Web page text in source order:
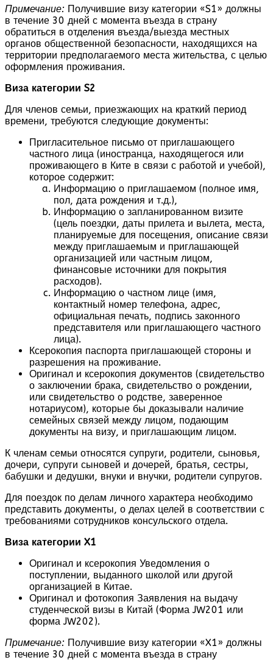
Примечание: Получившие визу категории «S1» должны
в течение 30 дней с момента въезда в страну
обратиться в отделения въезда/выезда местных
органов общественной безопасности, находящихся на
территории предполагаемого места жительства, с целью
оформления проживания.
Виза категории S2
Для членов семьи, приезжающих на краткий период
времени, требуются следующие документы:
Пригласительное письмо от приглашающего
частного лица (иностранца, находящегося или
проживающего в Ките в связи с работой и учебой),
которое содержит:
Информацию о приглашаемом (полное имя,
пол, дата рождения и т.д.),
Информацию о запланированном визите
(цель поездки, даты прилета и вылета, места,
планируемые для посещения, описание связи
между приглашаемым и приглашающей
организацией или частным лицом,
финансовые источники для покрытия
расходов).
Информацию о частном лице (имя,
контактный номер телефона, адрес,
официальная печать, подпись законного
представителя или приглашающего частного
лица).
Ксерокопия паспорта приглашающей стороны и
разрешения на проживание.
Оригинал и ксерокопия документов (свидетельство
о заключении брака, свидетельство о рождении,
или свидетельство о родстве, заверенное
нотариусом), которые бы доказывали наличие
семейных связей между лицом, подающим
документы на визу, и приглашающим лицом.
К членам семьи относятся супруги, родители, сыновья,
дочери, супруги сыновей и дочерей, братья, сестры,
бабушки и дедушки, внуки и внучки, родители супругов.
Для поездок по делам личного характера необходимо
представить документы, о делах целей в соответствии с
требованиями сотрудников консульского отдела.
Виза категории X1
Оригинал и ксерокопия Уведомления о
поступлении, выданного школой или другой
организацией в Китае.
Оригинал и фотокопия Заявления на выдачу
студенческой визы в Китай (Форма JW201 или
форма JW202).
Примечание: Получившие визу категории «X1» должны
в течение 30 дней с момента въезда в страну